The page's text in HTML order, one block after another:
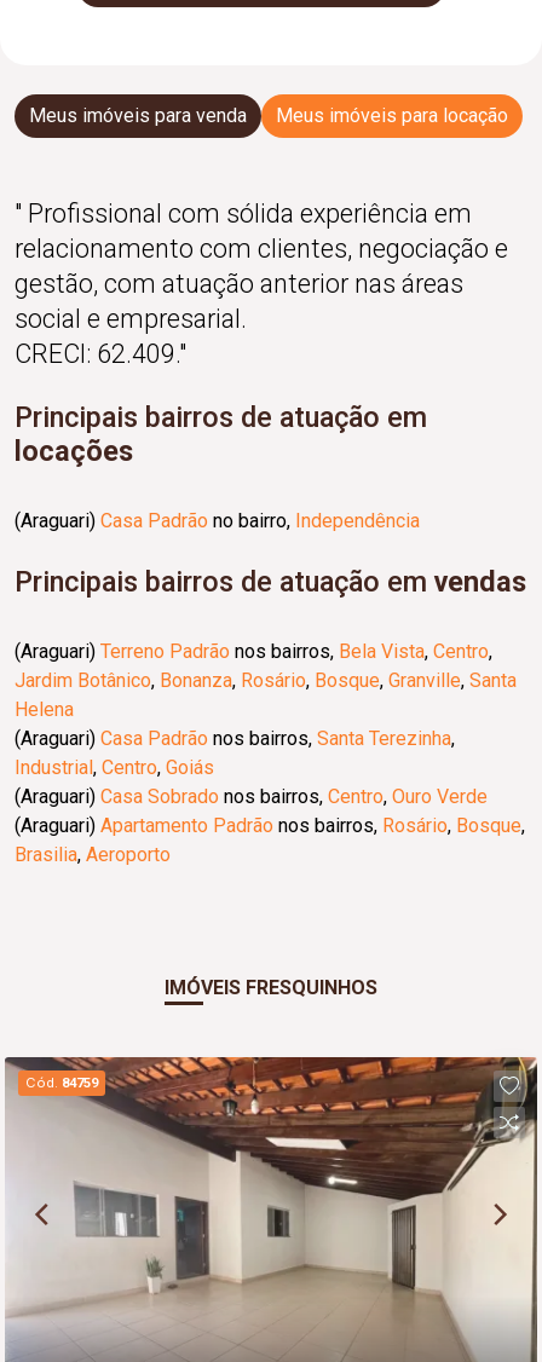
Meus imóveis para venda Meus imóveis para locação
" Profissional com sólida experiência em
relacionamento com clientes, negociação e
gestão, com atuação anterior nas áreas
social e empresarial.
CRECI: 62.409."
Principais bairros de atuação em
locações
(Araguari) Casa Padrão no bairro, Independência
Principais bairros de atuação emvendas
(Araguari) Terreno Padrão nos bairros, Bela Vista, Centro,
Jardim Botânico, Bonanza, Rosário, Bosque, Granville, Santa
Helena
(Araguari) Casa Padrão nos bairros, Santa Terezinha,
Industrial, Centro, Goiás
(Araguari) Casa Sobrado nos bairros, Centro, Ouro Verde
(Araguari) Apartamento Padrão nos bairros, Rosário, Bosque,
Brasilia, Aeroporto
IMÓVEIS FRESQUINHOS
Cód. 84759